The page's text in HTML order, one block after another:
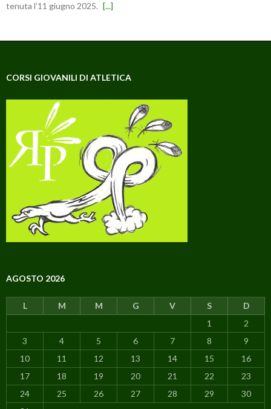
tenuta l’11 giugno 2025. [...]
CORSI GIOVANILI DI ATLETICA
AGOSTO 2026
L M M G V S
D
1
2
3
4 5 6 7 8
9
10
11 12 13 14 15
16
17
18 19 20 21 22
23
24
25 26 27 28 29
30